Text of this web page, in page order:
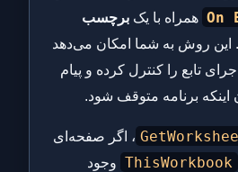
On همراه با یکبرچسب
این روش به شما امکان می‌دهد
تابع را کنترل کرده و پیام
برنامه متوقف شود.
، اگر صفحه‌ای
ThisWorkbook
وجود